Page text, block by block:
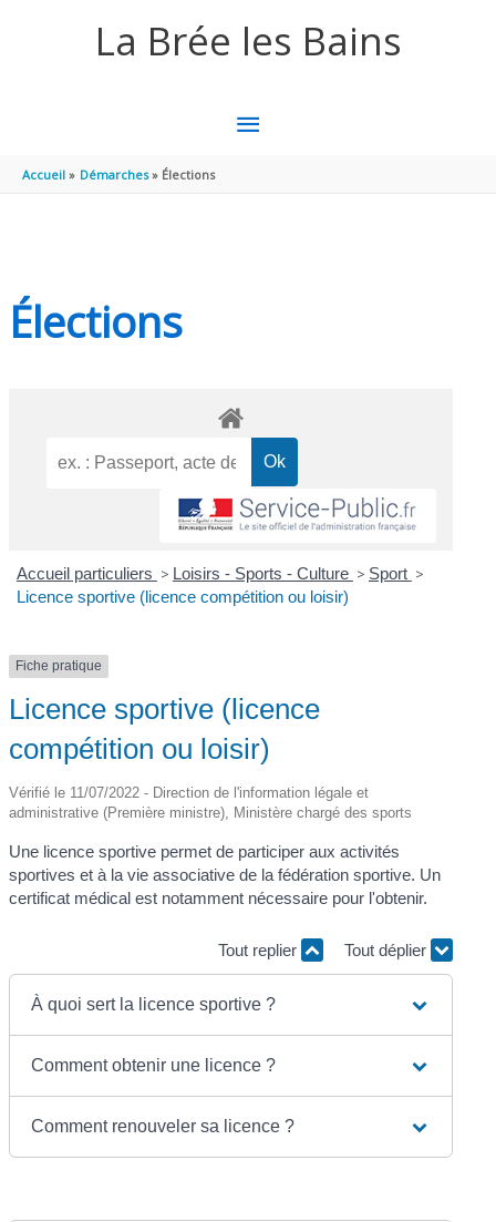
La Brée les Bains
MENU
Accueil Démarches Élections
Élections
Accueil particuliers > Loisirs - Sports - Culture > Sport >
Licence sportive (licence compétition ou loisir)
Fiche pratique
Licence sportive (licence
compétition ou loisir)
Vérifié le 11/07/2022 - Direction de l'information légale et
administrative (Première ministre), Ministère chargé des sports
Une licence sportive permet de participer aux activités
sportives et à la vie associative de la fédération sportive. Un
certificat médical est notamment nécessaire pour l'obtenir.
Tout replier Tout déplier
À quoi sert la licence sportive ?
Comment obtenir une licence ?
Comment renouveler sa licence ?